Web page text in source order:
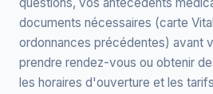
documents nécessaires (carte
ordonnances précédentes) avant
prendre rendez-vous ou obtenir
les horaires d'ouverture et les